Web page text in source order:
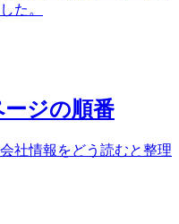
た。
ジの順番
社情報をどう読むと整理